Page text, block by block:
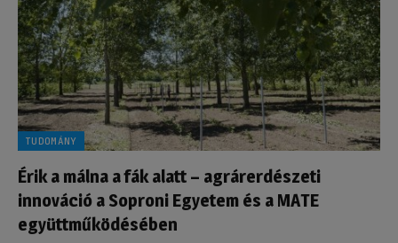
TUDOMÁNY
Érik a málna a fák alatt – agrárerdészeti
innováció a Soproni Egyetem és a MATE
együttműködésében